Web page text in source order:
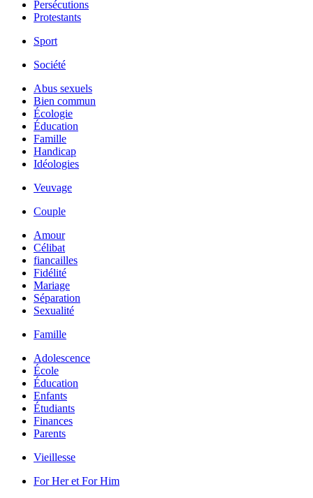
Persécutions
Protestants
Sport
Société
Abus sexuels
Bien commun
Écologie
Éducation
Famille
Handicap
Idéologies
Veuvage
Couple
Amour
Célibat
fiancailles
Fidélité
Mariage
Séparation
Sexualité
Famille
Adolescence
École
Éducation
Enfants
Étudiants
Finances
Parents
Vieillesse
For Her et For Him